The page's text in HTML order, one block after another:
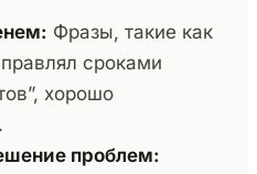
Фразы, такие как
сроками
хорошо
проблем: